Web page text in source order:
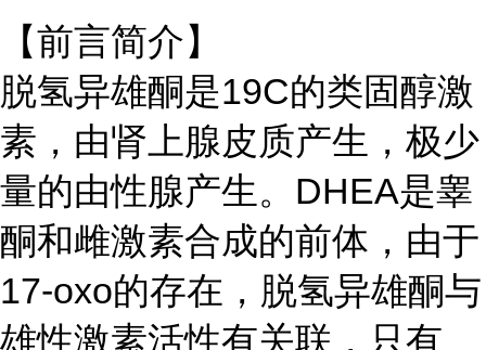
【前言简介】
脱氢异雄酮是19C的类固醇激
素，由肾上腺皮质产生，极少
量的由性腺产生。DHEA是睾
酮和雌激素合成的前体，由于
17-oxo的存在，脱氢异雄酮与
雄性激素活性有关联，只有